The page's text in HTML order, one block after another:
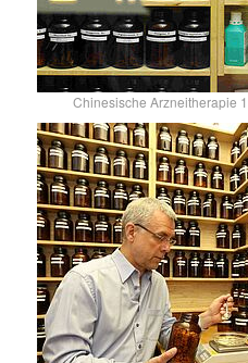
Chinesische Arzneitherapie 1